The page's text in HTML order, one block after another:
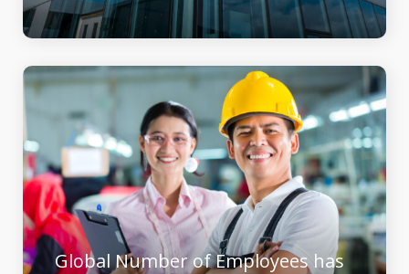
Global Number of Employees has